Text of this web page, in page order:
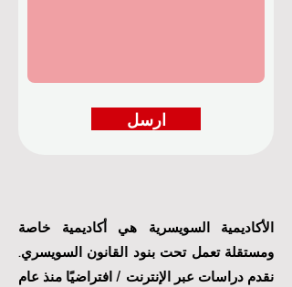
الأكاديمية السويسرية هي أكاديمية خاصة
ومستقلة تعمل تحت بنود القانون السويسري.
نقدم دراسات عبر الإنترنت / افتراضيًا منذ عام
ارسل